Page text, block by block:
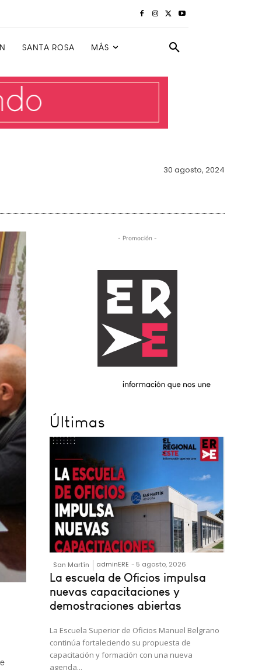
SANTA ROSA MÁS
30 agosto, 2024
- Promoción -
Últimas
San Martín adminERE - 5 agosto, 2026
La escuela de Oficios impulsa
nuevas capacitaciones y
demostraciones abiertas
La Escuela Superior de Oficios Manuel Belgrano
continúa fortaleciendo su propuesta de
capacitación y formación con una nueva
agenda...